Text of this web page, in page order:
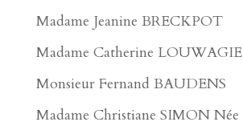
Madame Jeanine BRECKPOT
Madame Catherine LOUWAGIE
Monsieur Fernand BAUDENS
Madame Christiane SIMON Née